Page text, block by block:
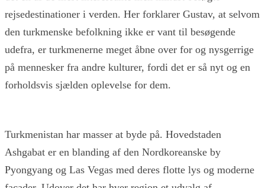
rejsedestinationer i verden. Her forklarer Gustav, at selvom
den turkmenske befolkning ikke er vant til besøgende
udefra, er turkmenerne meget åbne over for og nysgerrige
på mennesker fra andre kulturer, fordi det er så nyt og en
forholdsvis sjælden oplevelse for dem.
Turkmenistan har masser at byde på. Hovedstaden
Ashgabat er en blanding af den Nordkoreanske by
Pyongyang og Las Vegas med deres flotte lys og moderne